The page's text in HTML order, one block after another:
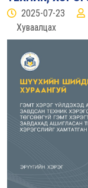
2025-07-23
Хуваалцах